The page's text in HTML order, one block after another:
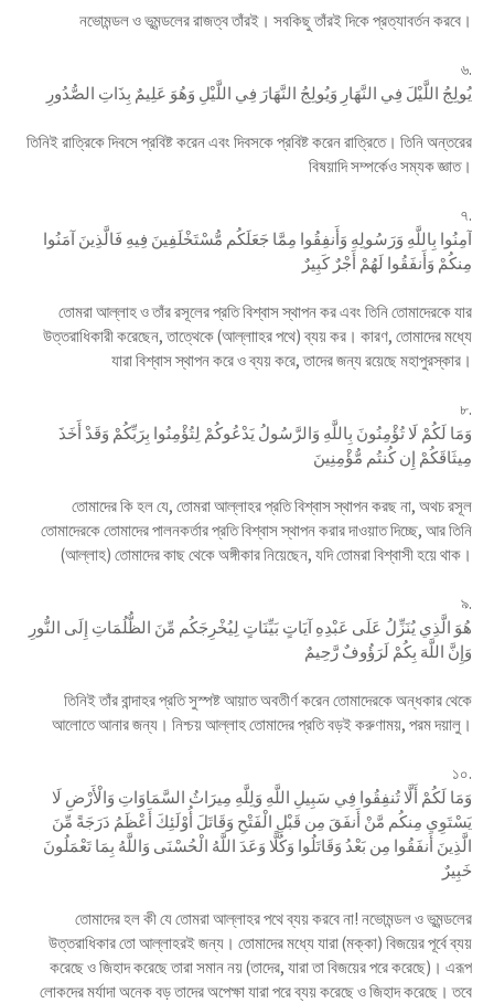
নভোমন্ডল ও ভূমন্ডলের রাজত্ব তাঁরই। সবকিছু তাঁরই দিকে প্রত্যাবর্তন করবে।
৬.
يُولِجُ اللَّيْلَ فِي النَّهَارِ وَيُولِجُ النَّهَارَ فِي اللَّيْلِ وَهُوَ عَلِيمٌ بِذَاتِ الصُّدُورِ
তিনিই রাত্রিকে দিবসে প্রবিষ্ট করেন এবং দিবসকে প্রবিষ্ট করেন রাত্রিতে। তিনি অন্তরের
বিষয়াদি সম্পর্কেও সম্যক জ্ঞাত।
৭.
آمِنُوا بِاللَّهِ وَرَسُولِهِ وَأَنفِقُوا مِمَّا جَعَلَكُم مُّسْتَخْلَفِينَ فِيهِ فَالَّذِينَ آمَنُوا
مِنكُمْ وَأَنفَقُوا لَهُمْ أَجْرٌ كَبِيرٌ
তোমরা আল্লাহ ও তাঁর রসূলের প্রতি বিশ্বাস স্থাপন কর এবং তিনি তোমাদেরকে যার
উত্তরাধিকারী করেছেন, তাত্থেকে (আল্লাাহর পথে) ব্যয় কর। কারণ, তোমাদের মধ্যে
যারা বিশ্বাস স্থাপন করে ও ব্যয় করে, তাদের জন্য রয়েছে মহাপুরস্কার।
৮.
وَمَا لَكُمْ لَا تُؤْمِنُونَ بِاللَّهِ وَالرَّسُولُ يَدْعُوكُمْ لِتُؤْمِنُوا بِرَبِّكُمْ وَقَدْ أَخَذَ
مِيثَاقَكُمْ إِن كُنتُم مُّؤْمِنِينَ
তোমাদের কি হল যে, তোমরা আল্লাহর প্রতি বিশ্বাস স্থাপন করছ না, অথচ রসূল
তোমাদেরকে তোমাদের পালনকর্তার প্রতি বিশ্বাস স্থাপন করার দাওয়াত দিচ্ছে, আর তিনি
(আল্লাহ) তোমাদের কাছ থেকে অঙ্গীকার নিয়েছেন, যদি তোমরা বিশ্বাসী হয়ে থাক।
৯.
هُوَ الَّذِي يُنَزِّلُ عَلَى عَبْدِهِ آيَاتٍ بَيِّنَاتٍ لِيُخْرِجَكُم مِّنَ الظُّلُمَاتِ إِلَى النُّورِ
وَإِنَّ اللَّهَ بِكُمْ لَرَؤُوفٌ رَّحِيمٌ
তিনিই তাঁর বান্দাহর প্রতি সুস্পষ্ট আয়াত অবতীর্ণ করেন তোমাদেরকে অন্ধকার থেকে
আলোতে আনার জন্য। নিশ্চয় আল্লাহ তোমাদের প্রতি বড়ই করুণাময়, পরম দয়ালু।
১০.
وَمَا لَكُمْ أَلَّا تُنفِقُوا فِي سَبِيلِ اللَّهِ وَلِلَّهِ مِيرَاثُ السَّمَاوَاتِ وَالْأَرْضِ لَا
يَسْتَوِي مِنكُم مَّنْ أَنفَقَ مِن قَبْلِ الْفَتْحِ وَقَاتَلَ أُوْلَئِكَ أَعْظَمُ دَرَجَةً مِّنَ
الَّذِينَ أَنفَقُوا مِن بَعْدُ وَقَاتَلُوا وَكُلًّا وَعَدَ اللَّهُ الْحُسْنَى وَاللَّهُ بِمَا تَعْمَلُونَ
خَبِيرٌ
তোমাদের হল কী যে তোমরা আল্লাহর পথে ব্যয় করবে না! নভোমন্ডল ও ভূমন্ডলের
উত্তরাধিকার তো আল্লাহরই জন্য। তোমাদের মধ্যে যারা (মক্কা) বিজয়ের পূর্বে ব্যয়
করেছে ও জিহাদ করেছে তারা সমান নয় (তাদের, যারা তা বিজয়ের পরে করেছে)। এরূপ
লোকদের মর্যাদা অনেক বড় তাদের অপেক্ষা যারা পরে ব্যয় করেছে ও জিহাদ করেছে। তবে